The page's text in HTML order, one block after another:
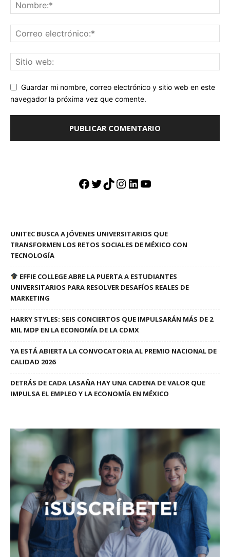
Guardar mi nombre, correo electrónico y sitio web en este
navegador la próxima vez que comente.
Facebook
Twitter
TikTok
Instagram
LinkedIn
YouTube
UNITEC BUSCA A JÓVENES UNIVERSITARIOS QUE
TRANSFORMEN LOS RETOS SOCIALES DE MÉXICO CON
TECNOLOGÍA
EFFIE COLLEGE ABRE LA PUERTA A ESTUDIANTES
UNIVERSITARIOS PARA RESOLVER DESAFÍOS REALES DE
MARKETING
HARRY STYLES: SEIS CONCIERTOS QUE IMPULSARÁN MÁS DE 2
MIL MDP EN LA ECONOMÍA DE LA CDMX
YA ESTÁ ABIERTA LA CONVOCATORIA AL PREMIO NACIONAL DE
CALIDAD 2026
DETRÁS DE CADA LASAÑA HAY UNA CADENA DE VALOR QUE
IMPULSA EL EMPLEO Y LA ECONOMÍA EN MÉXICO